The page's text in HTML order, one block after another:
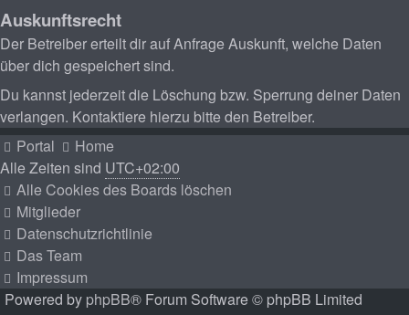
Auskunftsrecht
Der Betreiber erteilt dir auf Anfrage Auskunft, welche Daten
über dich gespeichert sind.
Du kannst jederzeit die Löschung bzw. Sperrung deiner Daten
verlangen. Kontaktiere hierzu bitte den Betreiber.
Portal
Home
Alle Zeiten sind UTC+02:00
Alle Cookies des Boards löschen
Mitglieder
Datenschutzrichtlinie
Das Team
Impressum
Powered by phpBB® Forum Software © phpBB Limited